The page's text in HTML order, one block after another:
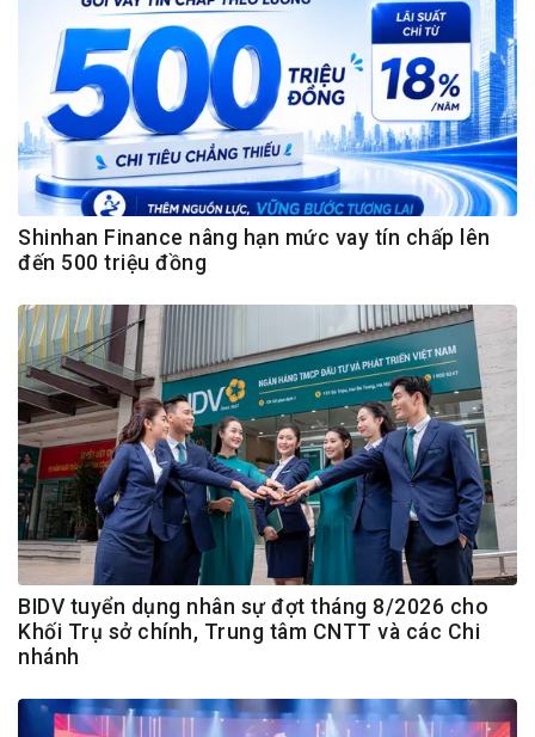
Shinhan Finance nâng hạn mức vay tín chấp lên
đến 500 triệu đồng
BIDV tuyển dụng nhân sự đợt tháng 8/2026 cho
Khối Trụ sở chính, Trung tâm CNTT và các Chi
nhánh